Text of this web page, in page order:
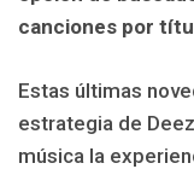
canciones por
Estas últimas
estrategia de
música la